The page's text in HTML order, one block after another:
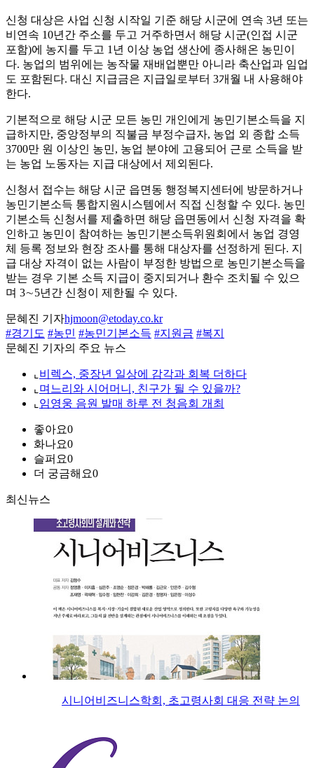
신청 대상은 사업 신청 시작일 기준 해당 시군에 연속 3년 또는
비연속 10년간 주소를 두고 거주하면서 해당 시군(인접 시군
포함)에 농지를 두고 1년 이상 농업 생산에 종사해온 농민이
다. 농업의 범위에는 농작물 재배업뿐만 아니라 축산업과 임업
도 포함된다. 대신 지급금은 지급일로부터 3개월 내 사용해야
한다.
기본적으로 해당 시군 모든 농민 개인에게 농민기본소득을 지
급하지만, 중앙정부의 직불금 부정수급자, 농업 외 종합 소득
3700만 원 이상인 농민, 농업 분야에 고용되어 근로 소득을 받
는 농업 노동자는 지급 대상에서 제외된다.
신청서 접수는 해당 시군 읍면동 행정복지센터에 방문하거나
농민기본소득 통합지원시스템에서 직접 신청할 수 있다. 농민
기본소득 신청서를 제출하면 해당 읍면동에서 신청 자격을 확
인하고 농민이 참여하는 농민기본소득위원회에서 농업 경영
체 등록 정보와 현장 조사를 통해 대상자를 선정하게 된다. 지
급 대상 자격이 없는 사람이 부정한 방법으로 농민기본소득을
받는 경우 기본 소득 지급이 중지되거나 환수 조치될 수 있으
며 3∼5년간 신청이 제한될 수 있다.
문혜진 기자hjmoon@etoday.co.kr
#경기도 #농민 #농민기본소득 #지원금 #복지
문혜진 기자의 주요 뉴스
⌞ 비렉스, 중장년 일상에 감각과 회복 더하다
⌞ 며느리와 시어머니, 친구가 될 수 있을까?
⌞ 임영웅 음원 발매 하루 전 청음회 개최
좋아요0
화나요0
슬퍼요0
더 궁금해요0
최신뉴스
시니어비즈니스학회, 초고령사회 대응 전략 논의